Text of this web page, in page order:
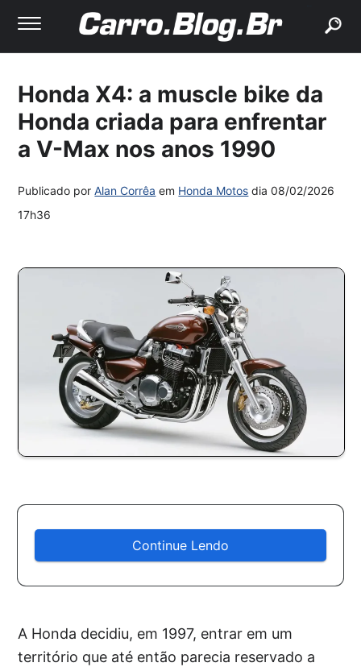
Honda X4: a muscle bike da
Honda criada para enfrentar
a V-Max nos anos 1990
Publicado porAlan Corrêa em Honda Motos dia08/02/2026
17h36
Continue Lendo
A Honda decidiu, em 1997, entrar em um
território que até então parecia reservado a